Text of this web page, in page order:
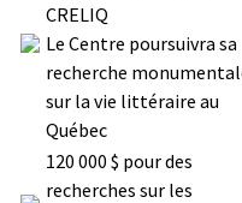
CRELIQ
Le Centre poursuivra sa
recherche
sur la vie littéraire au
Québec
120 000 $ pour des
recherches sur les